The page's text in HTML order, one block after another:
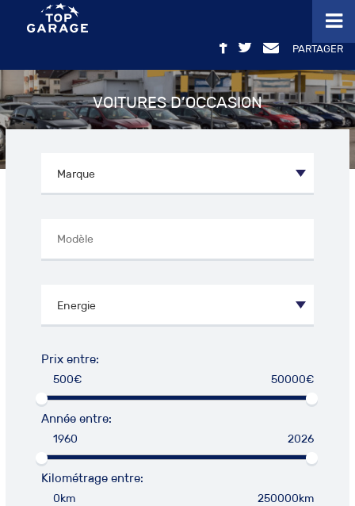
PARTAGER
VOITURES D’OCCASION
Prix entre:
500€ 50000€
Année entre:
1960 2026
Kilométrage entre:
0km 250000km